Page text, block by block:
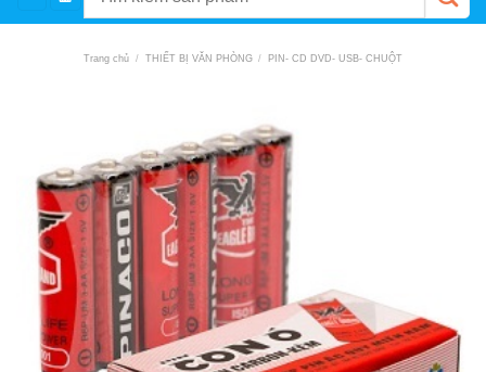
Trang chủ / THIẾT BỊ VĂN PHÒNG / PIN- CD DVD- USB- CHUỘT